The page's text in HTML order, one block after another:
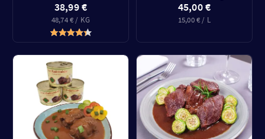
38,99 €
48,74 € / KG
45,00 €
15,00 € / L